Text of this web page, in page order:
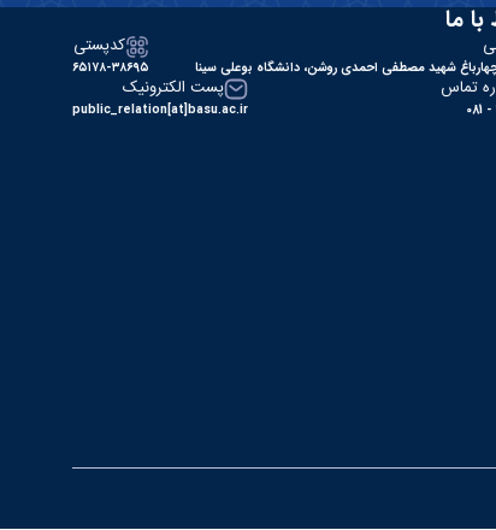
با ما
شهید مصطفی احمدی روشن، دانشگاه بوعلی سینا
کدپستی
۶۵۱۷۸-۳۸۶۹۵
تماس پست الکترونیک
public_relation[at]basu.ac.ir